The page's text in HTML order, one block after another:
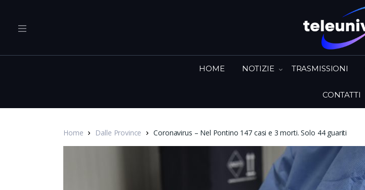
HOME NOTIZIE TRASMISSIONI
CONTATTI
Home Dalle Province Coronavirus – Nel Pontino 147 casi e 3 morti. Solo 44 guariti